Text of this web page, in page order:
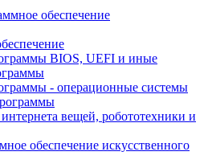
обеспечение
BIOS, UEFI и иные
- операционные системы
вещей, робототехники и
обеспечение искусственного